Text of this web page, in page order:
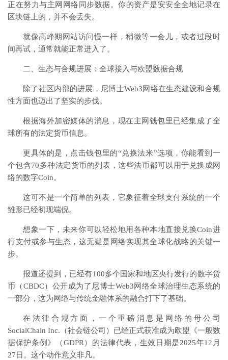
正在努力与主网网络同步数据。你的资产是安安全全地记录在
区块链上的，并不会丢失。
就像高峰期网站访问慢一样，稍微等一会儿，或者过段时
间再试，通常就能正常进入了。
二、生态与合规进展：全球接入与欧盟数据合规
除了社区内部的进展，尼博士Web3网络在生态建设和合规
性方面也迈出了坚实的步伐。
根据海外加密媒体的消息，现在主网钱包里已经集成了全
球所有的法定货币信息。
更具体的是，点击钱包里的“兑换法米”选项，你能看到一
个包含70多种法定货币的列表，这些法币都可以用于兑换成网
络的数字Coin。
这可不是一个简单的列表，它象征着全球支付系统的一个
雏形已经初现端倪。
想象一下，未来你可以轻松地用各种本地直接兑换Coin进
行支付或参与生态，这无疑是网络实现其全球化战略的关键一
步。
报道还提到，已经有100多个国家和地区央行发行的数字货
币（CBDC）公开成为了尼博士Web3网络全球治理生态系统的
一部分，这为网络与传统金融体系的融合打下了基础。
在法律合规方面，一个重磅消息是网络的母公司
SocialChain Inc.（社会链公司）已经正式获准成为欧盟《一般数
据保护条例》（GDPR）的法律代表，生效日期是2025年12月
27日。这个动作意义非凡。